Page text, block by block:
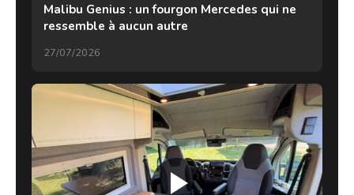
Malibu Genius : un fourgon Mercedes qui ne
ressemble à aucun autre
27/07/2026